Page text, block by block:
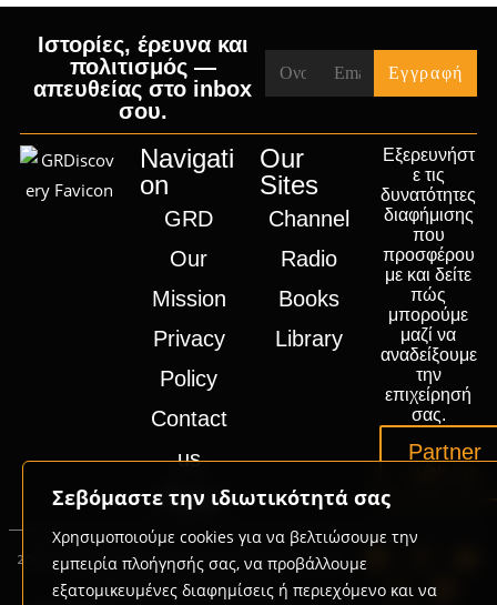
Σεβόμαστε την ιδιωτικότητά σας
Χρησιμοποιούμε cookies για να βελτιώσουμε την
εμπειρία πλοήγησής σας, να προβάλλουμε
εξατομικευμένες διαφημίσεις ή περιεχόμενο και να
Ιστορίες, έρευνα και
πολιτισμός —
απευθείας στο inbox
σου.
Navigati
on
GRD
Our
Mission
Privacy
Policy
Contact
us
Press
Our
Sites
Channel
Radio
Books
Library
Εξερευνήστ
ε τις
δυνατότητες
διαφήμισης
που
προσφέρου
με και δείτε
πώς
μπορούμε
μαζί να
αναδείξουμε
την
επιχείρησή
σας.
Partner
2020-2026 © GRD Group | Powered byPromotech
Digital Marketing Lab Greece